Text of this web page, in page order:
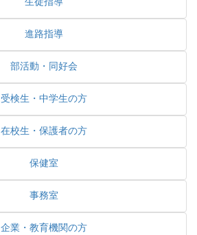
進路指導
部活動・同好会
受検生・中学生の方
在校生・保護者の方
保健室
事務室
企業・教育機関の方